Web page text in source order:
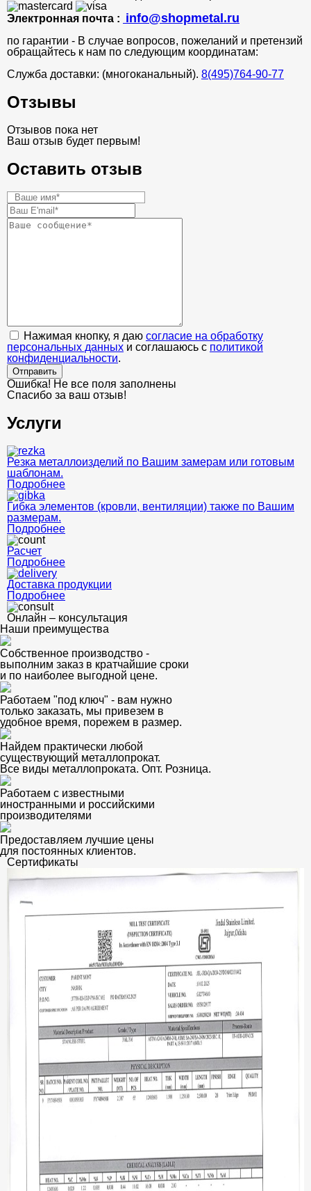
Электронная почта : info@shopmetal.ru
по гарантии - В случае вопросов, пожеланий и претензий
обращайтесь к нам по следующим координатам:
Служба доставки: (многоканальный). 8(495)764-90-77
Отзывы
Отзывов пока нет
Ваш отзыв будет первым!
Оставить отзыв
Нажимая кнопку, я даю согласие на обработку
персональных данных и соглашаюсь с политикой
конфиденциальности.
Отправить
Ошибка! Не все поля заполнены
Спасибо за ваш отзыв!
Услуги
Резка металлоизделий по Вашим замерам или готовым
шаблонам.
Подробнее
Гибка элементов (кровли, вентиляции) также по Вашим
размерам.
Подробнее
Расчет
Подробнее
Доставка продукции
Подробнее
Онлайн – консультация
Наши преимущества
Собственное производство -
выполним заказ в кратчайшие сроки
и по наиболее выгодной цене.
Работаем "под ключ" - вам нужно
только заказать, мы привезем в
удобное время, порежем в размер.
Найдем практически любой
существующий металлопрокат.
Все виды металлопроката. Опт. Розница.
Работаем с известными
иностранными и российскими
производителями
Предоставляем лучшие цены
для постоянных клиентов.
Сертификаты